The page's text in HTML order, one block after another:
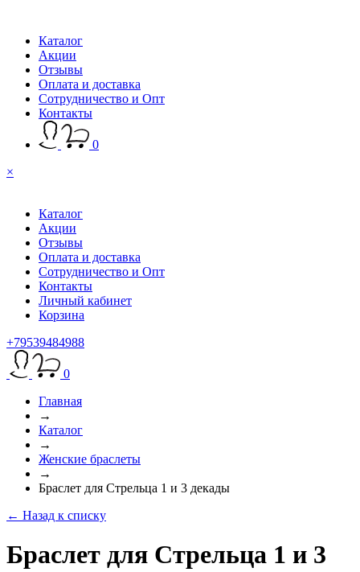
Каталог
Акции
Отзывы
Оплата и доставка
Сотрудничество и Опт
Контакты
0
×
Каталог
Акции
Отзывы
Оплата и доставка
Сотрудничество и Опт
Контакты
Личный кабинет
Корзина
+79539484988
0
Главная
→
Каталог
→
Женские браслеты
→
Браслет для Стрельца 1 и 3 декады
← Назад к списку
Браслет для Стрельца 1 и 3